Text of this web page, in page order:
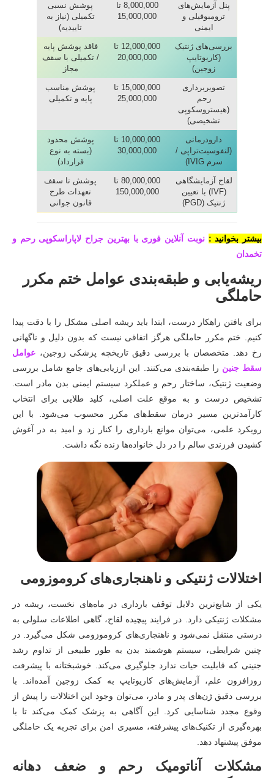
پنل آزمایش‌های
ترومبوفیلی و
ایمنی
8,000,000 تا
15,000,000
پوشش نسبی
تکمیلی (نیاز به
تاییدیه)
بررسی‌های ژنتیک
(کاریوتایپ
زوجین)
12,000,000 تا
20,000,000
فاقد پوشش پایه
/ تکمیلی با سقف
مجاز
تصویر‌برداری
رحم
(هیستروسکوپی
تشخیصی)
15,000,000 تا
25,000,000
پوشش مناسب
پایه و تکمیلی
دارو‌درمانی
(لنفوسیت‌تراپی /
سرم IVIG)
10,000,000 تا
30,000,000
پوشش محدود
(بسته به نوع
قرارداد)
لقاح آزمایشگاهی
(IVF) با تعیین
ژنتیک (PGD)
80,000,000 تا
150,000,000
پوشش تا سقف
تعهدات طرح
قانون جوانی
بیشتر بخوانید : نوبت آنلاین فوری با بهترین جراح لاپاراسکوپی رحم و
تخمدان
ریشه‌یابی و طبقه‌بندی عوامل ختم مکرر
حاملگی
برای یافتن راهکار درست، ابتدا باید ریشه اصلی مشکل را با دقت پیدا
کنیم. ختم مکرر حاملگی هرگز اتفاقی نیست که بدون دلیل و ناگهانی
رخ دهد. متخصصان با بررسی دقیق تاریخچه پزشکی زوجین، عوامل
سقط جنین را طبقه‌بندی می‌کنند. این ارزیابی‌های جامع شامل بررسی
وضعیت ژنتیک، ساختار رحم و عملکرد سیستم ایمنی بدن مادر است.
تشخیص درست و به موقع علت اصلی، کلید طلایی برای انتخاب
کارآمدترین مسیر درمان سقط‌های مکرر محسوب می‌شود. با این
رویکرد علمی، می‌توان موانع بارداری را کنار زد و امید به در آغوش
کشیدن فرزندی سالم را در دل خانواده‌ها زنده نگه داشت.
اختلالات ژنتیکی و ناهنجاری‌های کروموزومی
یکی از شایع‌ترین دلایل توقف بارداری در ماه‌های نخست، ریشه در
مشکلات ژنتیکی دارد. در فرایند پیچیده لقاح، گاهی اطلاعات سلولی به
درستی منتقل نمی‌شود و ناهنجاری‌های کروموزومی شکل می‌گیرد. در
چنین شرایطی، سیستم هوشمند بدن به طور طبیعی از تداوم رشد
جنینی که قابلیت حیات ندارد جلوگیری می‌کند. خوشبختانه با پیشرفت
روزافزون علم، آزمایش‌های کاریوتایپ به کمک زوجین آمده‌اند. با
بررسی دقیق ژن‌های پدر و مادر، می‌توان وجود این اختلالات را پیش از
وقوع مجدد شناسایی کرد. این آگاهی به پزشک کمک می‌کند تا با
بهره‌گیری از تکنیک‌های پیشرفته، مسیری امن برای تجربه یک حاملگی
موفق پیشنهاد دهد.
مشکلات آناتومیک رحم و ضعف دهانه